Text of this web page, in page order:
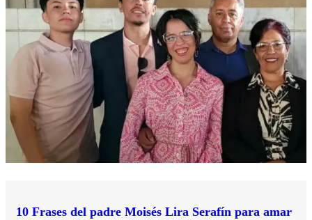
10 Frases del padre Moisés Lira Serafín para amar